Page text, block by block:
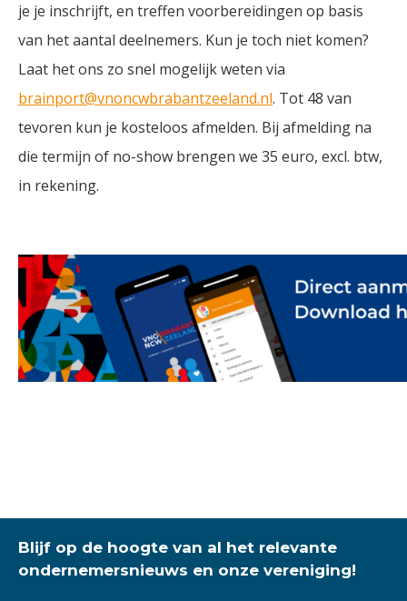
je je inschrijft, en treffen voorbereidingen op basis
van het aantal deelnemers. Kun je toch niet komen?
Laat het ons zo snel mogelijk weten via
brainport@vnoncwbrabantzeeland.nl. Tot 48 van
tevoren kun je kosteloos afmelden. Bij afmelding na
die termijn of no-show brengen we 35 euro, excl. btw,
in rekening.
Blijf op de hoogte van al het relevante
ondernemersnieuws en onze vereniging!